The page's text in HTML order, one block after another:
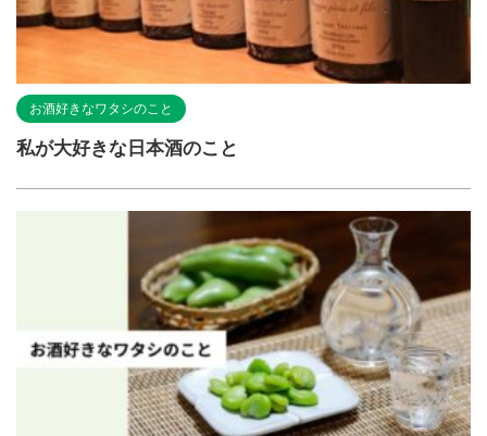
お酒好きなワタシのこと
私が大好きな日本酒のこと